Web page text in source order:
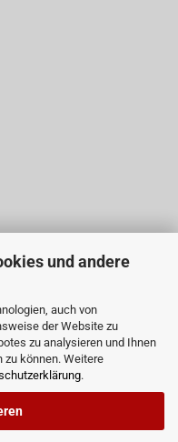
und andere
auch von
der Website zu
zu analysieren und Ihnen
können. Weitere
.